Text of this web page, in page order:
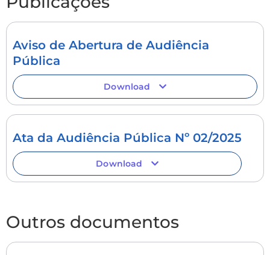
Aviso de Abertura de Audiência
Pública
Download
Ata da Audiência Pública Nº 02/2025
Download
Outros documentos